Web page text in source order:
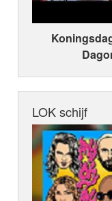
LOK schijf